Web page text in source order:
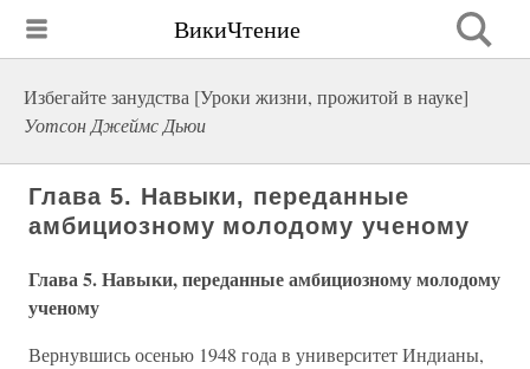
ВикиЧтение
Избегайте занудства [Уроки жизни, прожитой в науке]
Уотсон Джеймс Дьюи
Глава 5. Навыки, переданные
амбициозному молодому ученому
Глава 5. Навыки, переданные амбициозному молодому
ученому
Вернувшись осенью 1948 года в университет Индианы,